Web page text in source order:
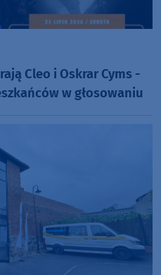
Cleo i Oskrar Cyms -
w głosowaniu